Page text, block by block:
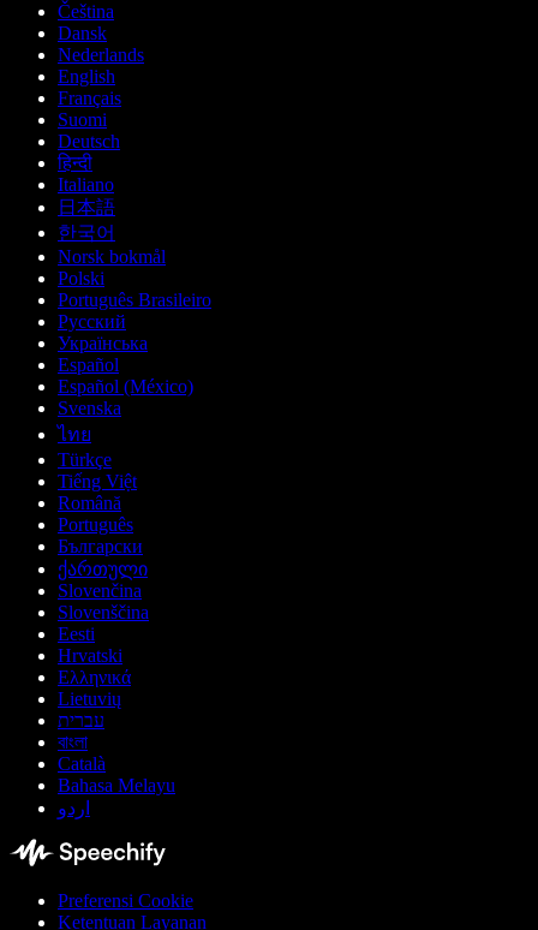
Čeština
Dansk
Nederlands
English
Français
Suomi
Deutsch
हिन्दी
Italiano
日本語
한국어
Norsk bokmål
Polski
Português Brasileiro
Русский
Українська
Español
Español (México)
Svenska
ไทย
Türkçe
Tiếng Việt
Română
Português
Български
ქართული
Slovenčina
Slovenščina
Eesti
Hrvatski
Ελληνικά
Lietuvių
עברית
বাংলা
Català
Bahasa Melayu
اردو
Preferensi Cookie
Ketentuan Layanan